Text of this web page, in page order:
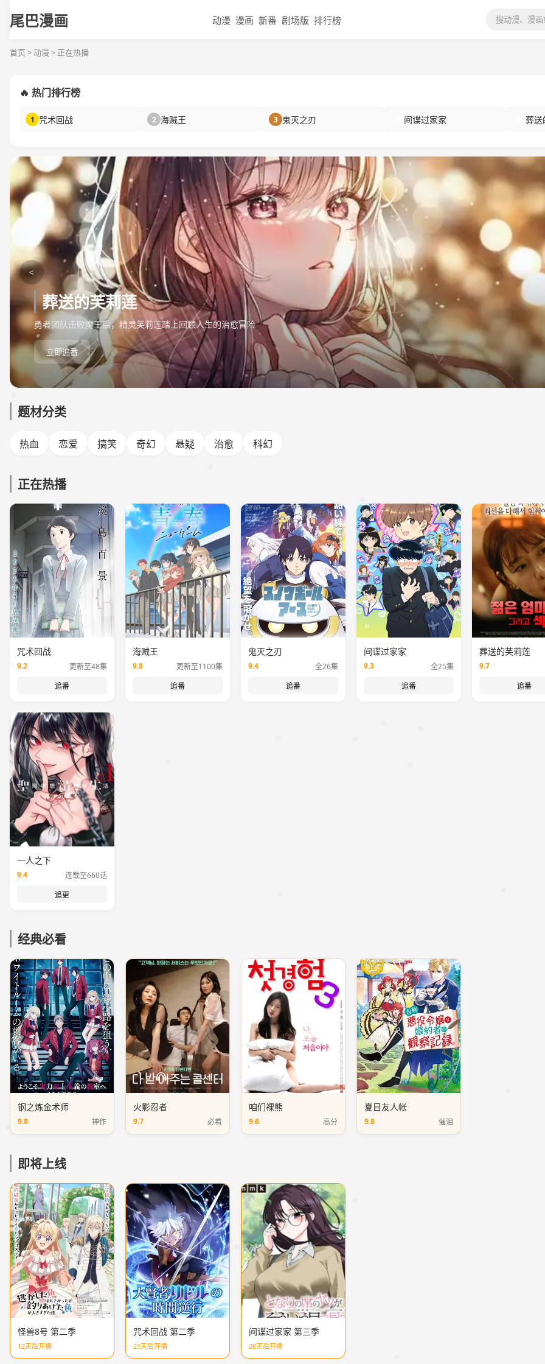
尾巴漫画 动漫 漫画 新番 剧场版 排行榜
首页 > 动漫 > 正在热播
🔥 热门排行榜
1 咒术回战 2 海贼王 3 鬼灭之刃 间谍过家家 葬送
<
葬送的芙莉莲
勇者团队击败魔王后，精灵芙莉莲踏上回顾人生的治愈冒险
立即追番
题材分类
热血 恋爱 搞笑 奇幻 悬疑 治愈 科幻
正在热播
更新
咒术回战
9.2 更新至48集
追番
海贼王
9.8 更新至1100集
追番
鬼灭之刃
9.4 全26集
追番
间谍过家家
9.3 全25集
追番
葬送的芙莉莲
9.7
追番
一人之下
9.4 连载至660话
追更
经典必看
钢之炼金术师
9.8 神作
火影忍者
9.7 必看
咱们裸熊
9.6 高分
夏目友人帐
9.8 催泪
即将上线
怪兽8号 第二季
12天后开播
咒术回战 第二季
21天后开播
间谍过家家 第三季
28天后开播